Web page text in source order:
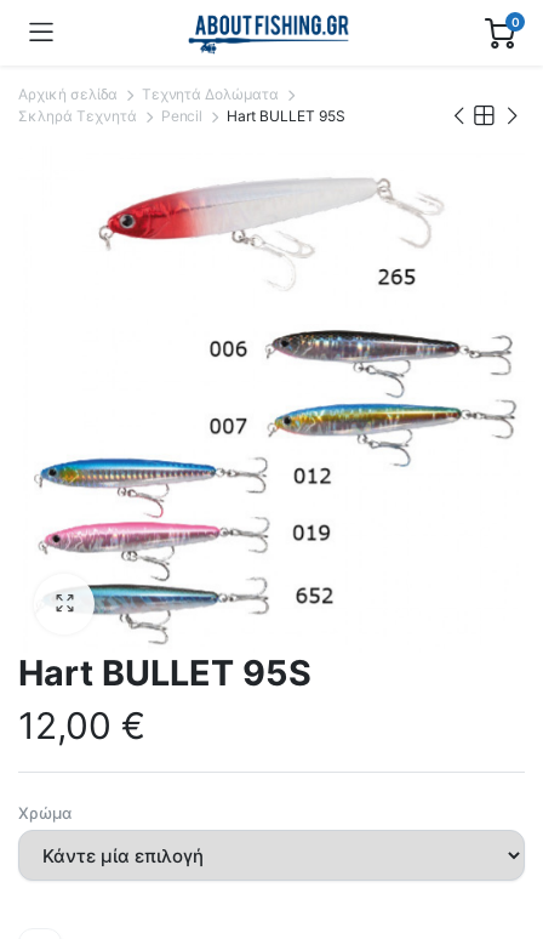
0
Αρχική σελίδα
Τεχνητά Δολώματα
Σκληρά Τεχνητά
Pencil Hart BULLET 95S
Hart BULLET 95S
12,00 €
Χρώμα